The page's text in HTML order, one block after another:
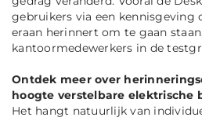
gebruikers via een kennisgeving
eraan herinnert om te gaan
kantoormedewerkers in de
Ontdek meer over
hoogte verstelbare elektrische
Het hangt natuurlijk van